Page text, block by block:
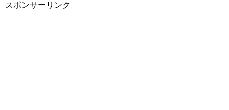
スポンサーリンク